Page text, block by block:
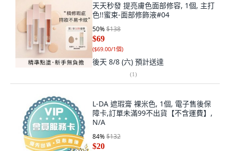
天天秒發 提亮膚色面部修容, 1個, 主打
色!!蜜束-面部修飾液#04
50%$138
$69
($69.00/1個)
後天 8/8 (六) 預計送達
(1)
L-DA 遮瑕膏 裸米色, 1個, 電子售後保
障卡,訂單未滿99不出貨【不含運費】,
N/A
84%$132
$20